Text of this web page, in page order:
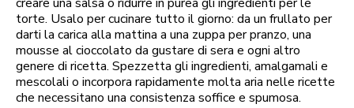
torte. Usalo per cucinare tutto il giorno: da un frullato per
darti la carica alla mattina a una zuppa per pranzo, una
mousse al cioccolato da gustare di sera e ogni altro
genere di ricetta. Spezzetta gli ingredienti, amalgamali e
mescolali o incorpora rapidamente molta aria nelle ricette
che necessitano una consistenza soffice e spumosa.